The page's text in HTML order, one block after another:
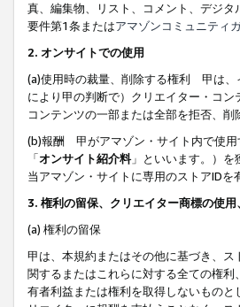
真、編集物、リスト、コメント、デジ
要件第1条またはアマゾンコミュニティ
2. オンサイトでの使用
(a)使用時の裁量、削除する権利 甲は、
により甲の判断で）クリエイター・コ
コンテンツの一部または全部を拒否、
(b)報酬 甲がアマゾン・サイト内で使用
「オンサイト紹介料」といいます。）を
当アマゾン・サイトに専用のストアID
3. 権利の留保、クリエイター商標の使用
(a) 権利の留保
甲は、本規約またはその他に基づき、
関するまたはこれらに対する全ての権
有者利益または権利を取得しないもの